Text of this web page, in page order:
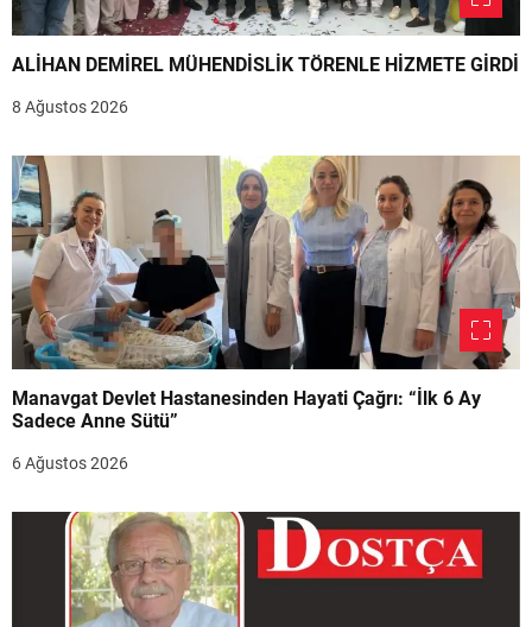
ALİHAN DEMİREL MÜHENDİSLİK TÖRENLE HİZMETE GİRDİ
8 Ağustos 2026
Manavgat Devlet Hastanesinden Hayati Çağrı: “İlk 6 Ay
Sadece Anne Sütü”
6 Ağustos 2026